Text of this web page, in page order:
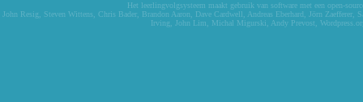
Het leerlingvolgsysteem maakt gebruik van software met een open-
John Resig
Steven Wittens, Chris Bader, Brandon Aaron Dave Cardwell Andreas Eberhard Jörn Zaefferer,
Irving
John Lim Michal Migurski Andy Prevost